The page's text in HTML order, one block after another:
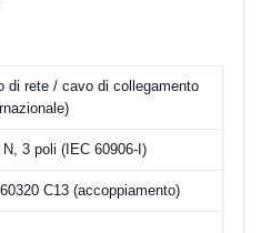
di rete / cavo di collegamento
N, 3 poli (IEC 60906-I)
60320 C13 (accoppiamento)